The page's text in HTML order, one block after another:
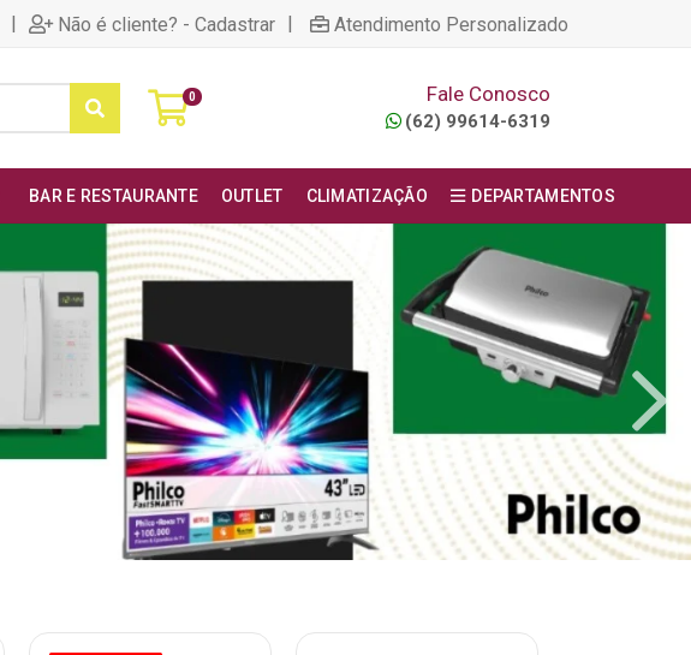
| Não é cliente? - Cadastrar | Atendimento Personalizado
0 Fale Conosco
(62) 99614-6319
BAR E RESTAURANTE OUTLET CLIMATIZAÇÃO DEPARTAMENTOS